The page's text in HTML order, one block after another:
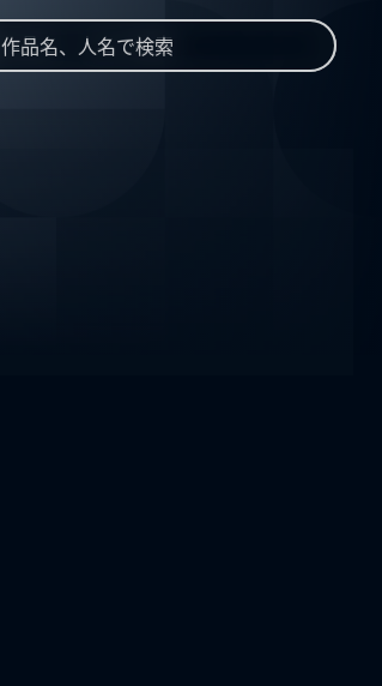
作品名、人名で検索